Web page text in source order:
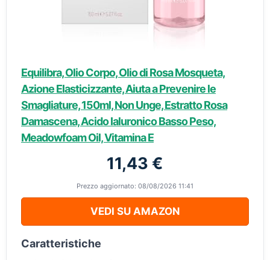
Equilibra, Olio Corpo, Olio di Rosa Mosqueta,
Azione Elasticizzante, Aiuta a Prevenire le
Smagliature, 150ml, Non Unge, Estratto Rosa
Damascena, Acido Ialuronico Basso Peso,
Meadowfoam Oil, Vitamina E
11,43 €
Prezzo aggiornato: 08/08/2026 11:41
VEDI SU AMAZON
Caratteristiche